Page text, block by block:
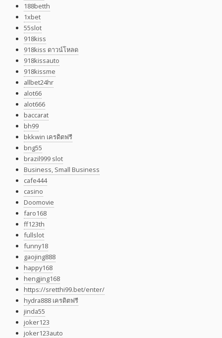
188betth
1xbet
55slot
918kiss
918kiss ดาวน์โหลด
918kissauto
918kissme
allbet24hr
alot66
alot666
baccarat
bh99
bkkwin เครดิตฟรี
bng55
brazil999 slot
Business, Small Business
cafe444
casino
Doomovie
faro168
ff123th
fullslot
funny18
gaojing888
happy168
hengjing168
https://sretthi99.bet/enter/
hydra888 เครดิตฟรี
jinda55
joker123
joker123auto